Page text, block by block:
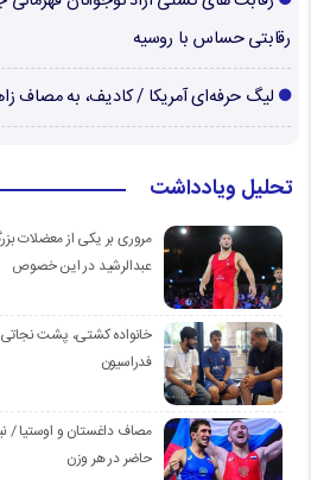
رقابتی حساس با روسیه
لیگ حرفه‌ای آمریکا / کادیف، به مصاف
تحلیل ویادداشت
مروری بر یکی از
عبدالرشید در این خصوص
خانواده کشتی، پشت
فدراسیون
مصاف داغستان و اوستیا /
حاضر در هر وزن